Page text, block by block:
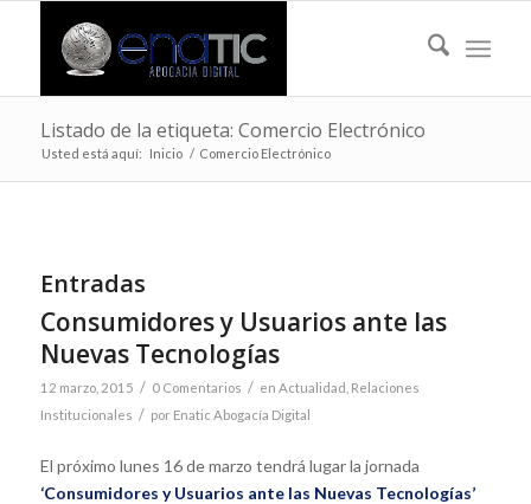
Listado de la etiqueta: Comercio Electrónico
Usted está aquí: Inicio / Comercio Electrónico
Entradas
Consumidores y Usuarios ante las
Nuevas Tecnologías
12 marzo, 2015 / 0 Comentarios / en Actualidad Relaciones
Institucionales / por Enatic Abogacía Digital
El próximo lunes 16 de marzo tendrá lugar la jornada
‘Consumidores y Usuarios ante las Nuevas Tecnologías’